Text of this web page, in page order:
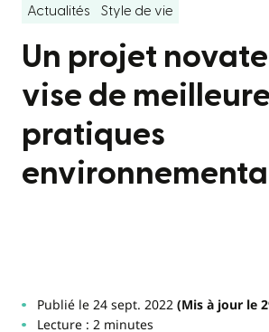
Actualités Style de vie
Un projet
vise de
pratiques
Publié le 24 sept. 2022(Mis à jour le
Lecture : 2 minutes